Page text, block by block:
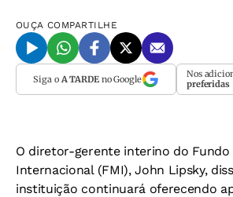
OUÇA COMPARTILHE
Siga o A TARDEno Google Nos
preferidas
O diretor-gerente interino do
Internacional (FMI), John Lipsky,
instituição continuará oferecendo